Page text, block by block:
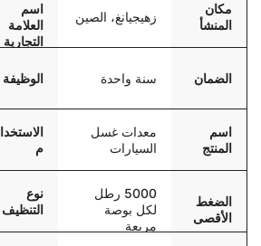
مكان
المنشأ
زهيجيانغ، الصين
اسم
العلامة
التجارية
الضمان سنة واحدة الوظيفة
اسم
المنتج
معدات غسل
السيارات
الاستخدا
م
الضغط
الأقصى
5000 رطل
لكل بوصة
مربعة
نوع
التنظيف